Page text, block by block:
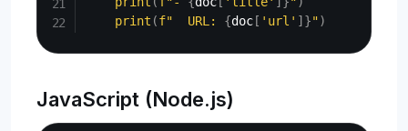
print (f"  URL: {doc [ 'url' ] }")
JavaScript (Node.js)